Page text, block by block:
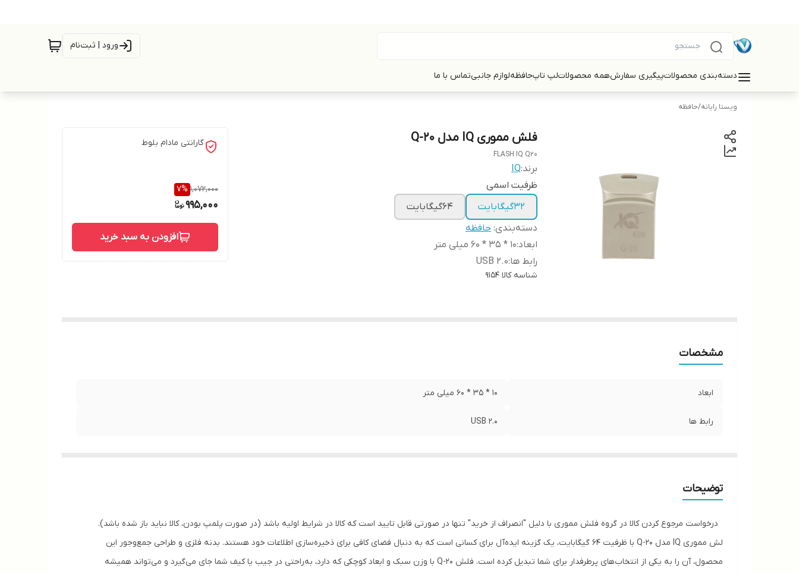
ورود | ثبت‌نام
دسته‌بندی محصولاتپیگیری سفارشهمه محصولاتلپ تاپحافظهلوازم جانبیتماس با ما
ویستا رایانه/حافظه
فلش مموری IQ مدل Q-20
FLASH IQ Q20
برند:IQ
ظرفیت اسمی
32گیگابایت
64گیگابایت
دسته‌بندی: حافظه
ابعاد:10 * 35 * 60 میلی متر
رابط ها:
USB 2.0
شناسه کالا 9154
گارانتی مادام بلوط
1,072,000
7%
995,000
افزودن به سبد خرید
مشخصات
ابعاد 10 * 35 * 60 میلی متر
رابط ها USB 2.0
توضیحات
درخواست مرجوع کردن کالا در گروه فلش مموری با دلیل "انصراف از خرید" تنها در صورتی قابل تایید است که کالا در شرایط اولیه باشد (در صورت پلمپ بودن، کالا نباید باز شده باشد).
لش مموری IQ مدل Q-20 با ظرفیت 64 گیگابایت، یک گزینه ایده‌آل برای کسانی است که به دنبال فضای کافی برای ذخیره‌سازی اطلاعات خود هستند. بدنه فلزی و طراحی جمع‌وجور این
محصول، آن را به یکی از انتخاب‌های پرطرفدار برای شما تبدیل کرده است. فلش Q-20 با وزن سبک و ابعاد کوچکی که دارد، به‌راحتی در جیب یا کیف شما جای می‌گیرد و می‌تواند همیشه